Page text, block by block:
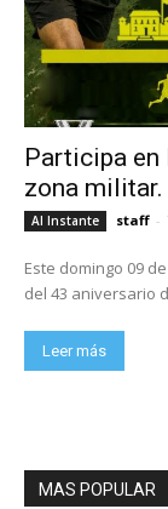
Participa en
zona militar.
Al Instante staff -
Este domingo 09 de
Leer más
MAS POPULAR